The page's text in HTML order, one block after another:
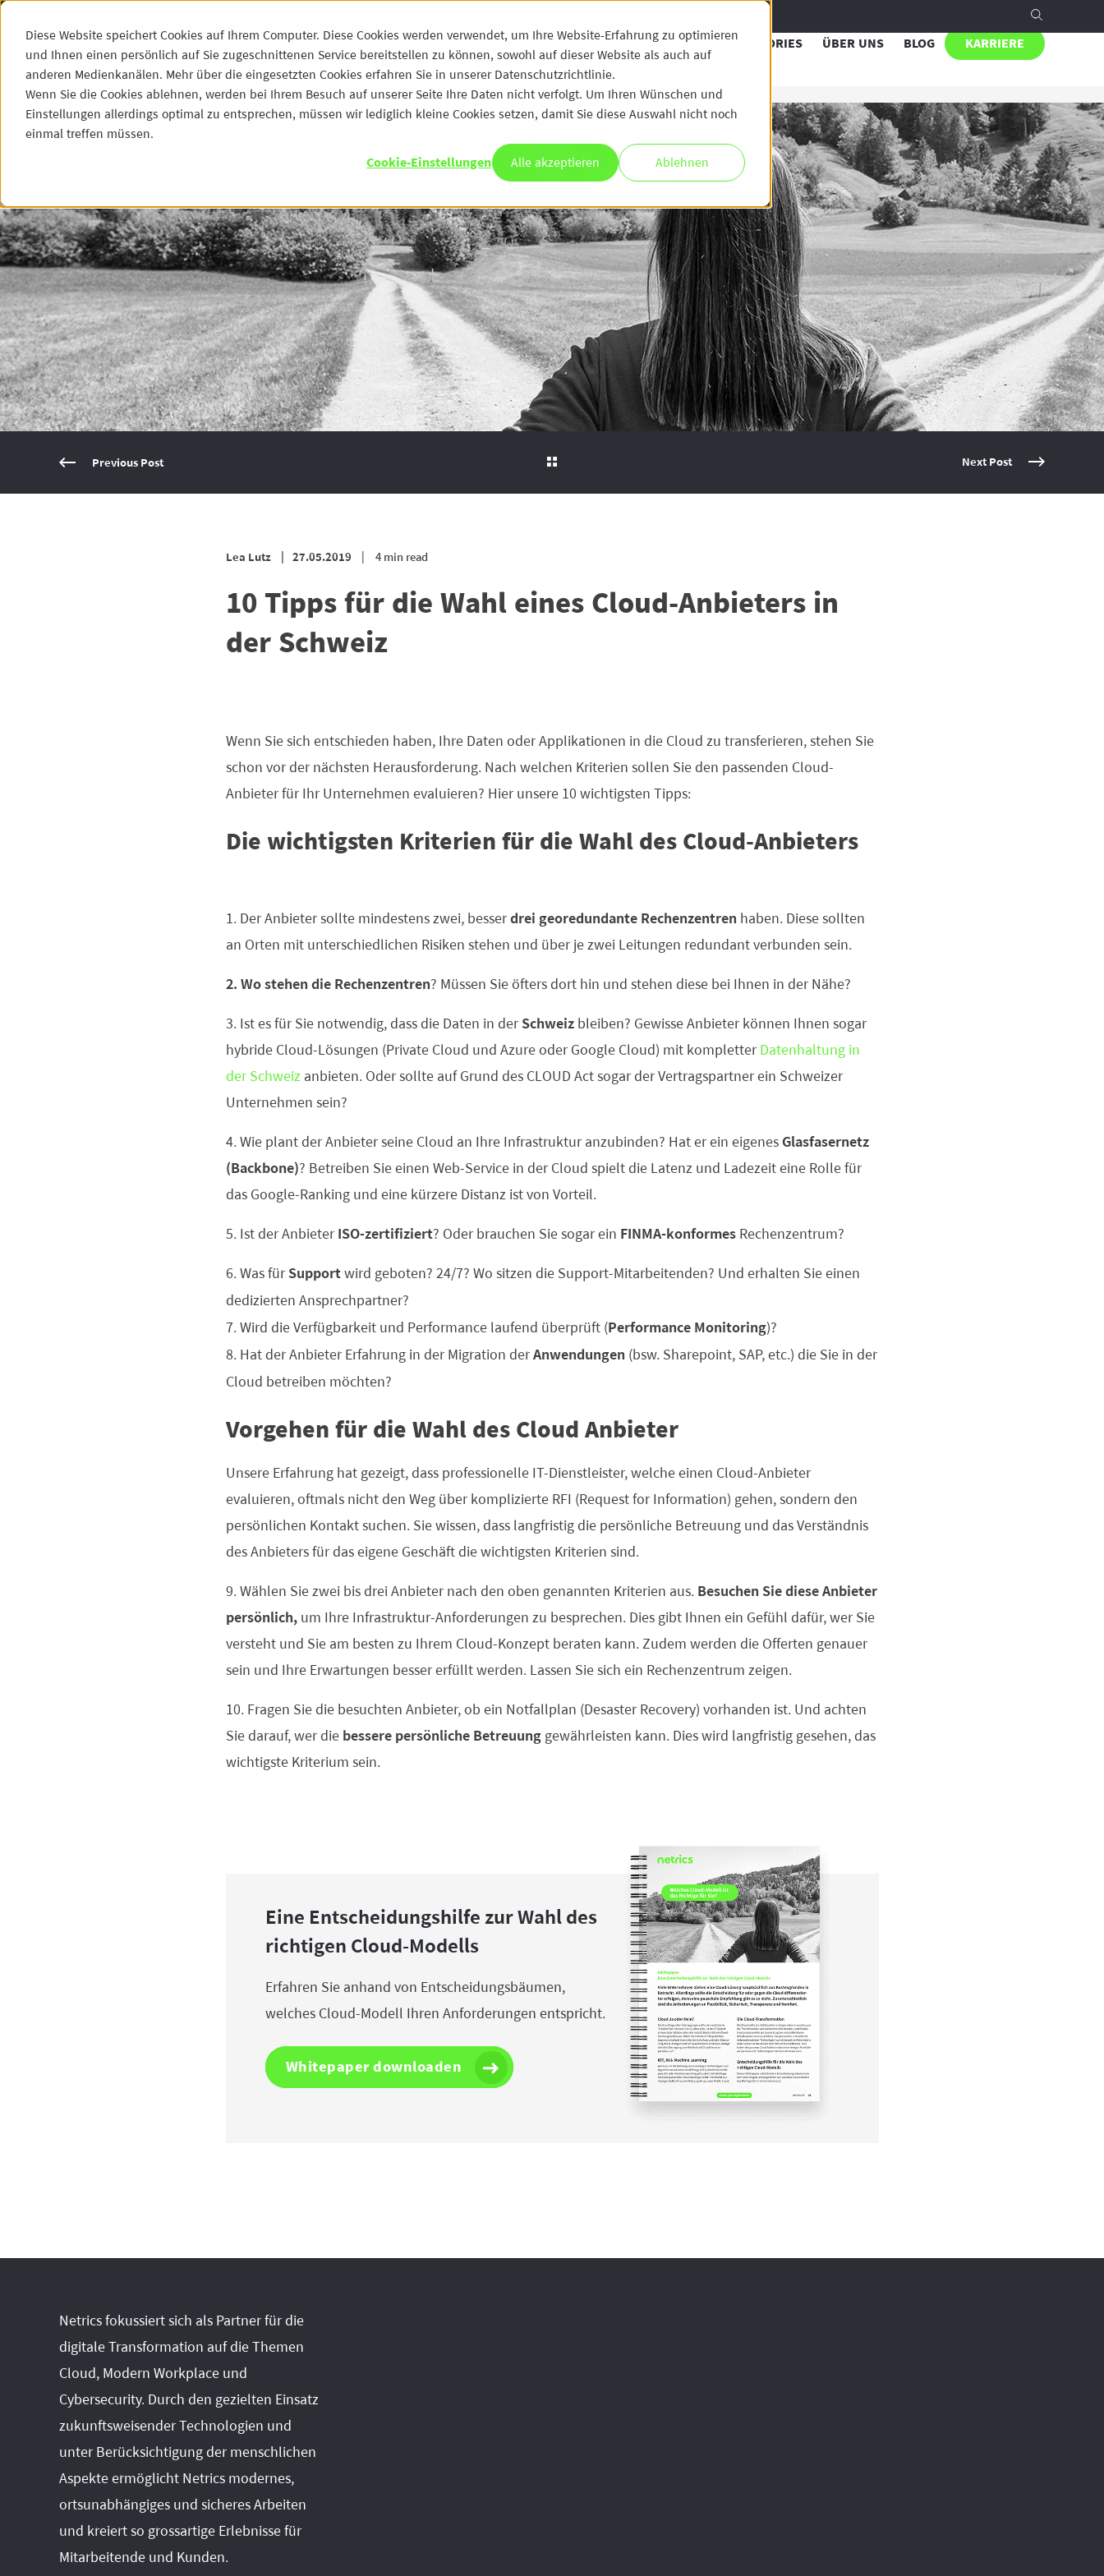
Diese Website speichert Cookies auf Ihrem Computer. Diese Cookies werden verwendet, um Ihre Website-Erfahrung zu optimieren
und Ihnen einen persönlich auf Sie zugeschnittenen Service bereitstellen zu können, sowohl auf dieser Website als auch auf
anderen Medienkanälen. Mehr über die eingesetzten Cookies erfahren Sie in unserer Datenschutzrichtlinie.
Wenn Sie die Cookies ablehnen, werden bei Ihrem Besuch auf unserer Seite Ihre Daten nicht verfolgt. Um Ihren Wünschen und
Einstellungen allerdings optimal zu entsprechen, müssen wir lediglich kleine Cookies setzen, damit Sie diese Auswahl nicht noch
einmal treffen müssen.
Cookie-Einstellungen Alle akzeptieren Ablehnen
ANGEBOT CUSTOMER STORIES ÜBER UNS BLOG KARRIERE
Previous Post Next Post
Lea Lutz 27.05.2019 4 min read
10 Tipps für die Wahl eines Cloud-Anbieters in
der Schweiz
Wenn Sie sich entschieden haben, Ihre Daten oder Applikationen in die Cloud zu transferieren, stehen Sie
schon vor der nächsten Herausforderung. Nach welchen Kriterien sollen Sie den passenden Cloud-
Anbieter für Ihr Unternehmen evaluieren? Hier unsere 10 wichtigsten Tipps:
Die wichtigsten Kriterien für die Wahl des Cloud-Anbieters
1. Der Anbieter sollte mindestens zwei, besser drei georedundante Rechenzentren haben. Diese sollten
an Orten mit unterschiedlichen Risiken stehen und über je zwei Leitungen redundant verbunden sein.
2. Wo stehen die Rechenzentren? Müssen Sie öfters dort hin und stehen diese bei Ihnen in der Nähe?
3. Ist es für Sie notwendig, dass die Daten in der Schweizbleiben? Gewisse Anbieter können Ihnen sogar
hybride Cloud-Lösungen (Private Cloud und Azure oder Google Cloud) mit kompletter Datenhaltung in
der Schweiz anbieten. Oder sollte auf Grund des CLOUD Act sogar der Vertragspartner ein Schweizer
Unternehmen sein?
4. Wie plant der Anbieter seine Cloud an Ihre Infrastruktur anzubinden? Hat er ein eigenes Glasfasernetz
(Backbone)? Betreiben Sie einen Web-Service in der Cloud spielt die Latenz und Ladezeit eine Rolle für
das Google-Ranking und eine kürzere Distanz ist von Vorteil.
5. Ist der Anbieter ISO-zertifiziert? Oder brauchen Sie sogar ein FINMA-konformesRechenzentrum?
6. Was für Supportwird geboten? 24/7? Wo sitzen die Support-Mitarbeitenden? Und erhalten Sie einen
dedizierten Ansprechpartner?
7. Wird die Verfügbarkeit und Performance laufend überprüft (Performance Monitoring)?
8. Hat der Anbieter Erfahrung in der Migration der Anwendungen (bsw. Sharepoint, SAP, etc.) die Sie in der
Cloud betreiben möchten?
Vorgehen für die Wahl des Cloud Anbieter
Unsere Erfahrung hat gezeigt, dass professionelle IT-Dienstleister, welche einen Cloud-Anbieter
evaluieren, oftmals nicht den Weg über komplizierte RFI (Request for Information) gehen, sondern den
persönlichen Kontakt suchen. Sie wissen, dass langfristig die persönliche Betreuung und das Verständnis
des Anbieters für das eigene Geschäft die wichtigsten Kriterien sind.
9. Wählen Sie zwei bis drei Anbieter nach den oben genannten Kriterien aus.
Besuchen Sie diese Anbieter
persönlich, um Ihre Infrastruktur-Anforderungen zu besprechen. Dies gibt Ihnen ein Gefühl dafür, wer Sie
versteht und Sie am besten zu Ihrem Cloud-Konzept beraten kann. Zudem werden die Offerten genauer
sein und Ihre Erwartungen besser erfüllt werden. Lassen Sie sich ein Rechenzentrum zeigen.
10. Fragen Sie die besuchten Anbieter, ob ein Notfallplan (Desaster Recovery) vorhanden ist. Und achten
Sie darauf, wer die bessere persönliche Betreuunggewährleisten kann. Dies wird langfristig gesehen, das
wichtigste Kriterium sein.
Eine Entscheidungshilfe zur Wahl des
richtigen Cloud-Modells
Erfahren Sie anhand von Entscheidungsbäumen,
welches Cloud-Modell Ihren Anforderungen entspricht.
Whitepaper downloaden
Netrics fokussiert sich als Partner für die
digitale Transformation auf die Themen
Cloud, Modern Workplace und
Cybersecurity. Durch den gezielten Einsatz
zukunftsweisender Technologien und
unter Berücksichtigung der menschlichen
Aspekte ermöglicht Netrics modernes,
ortsunabhängiges und sicheres Arbeiten
und kreiert so grossartige Erlebnisse für
Mitarbeitende und Kunden.